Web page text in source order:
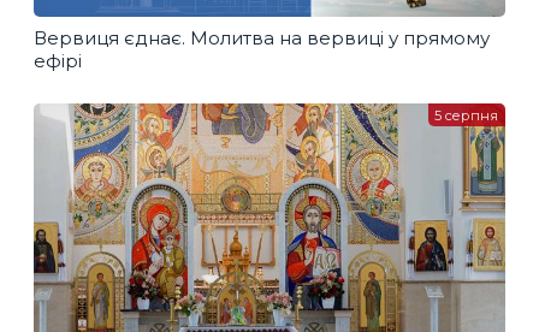
Вервиця єднає. Молитва на вервиці у прямому
ефірі
5 серпня